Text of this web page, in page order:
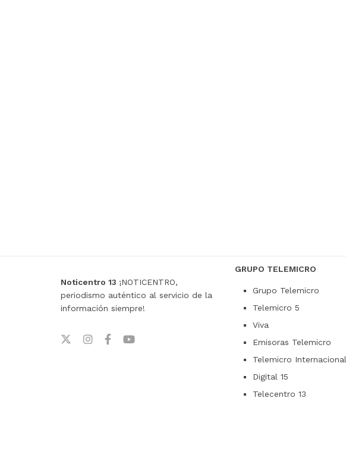
Noticentro 13 ¡NOTICENTRO,
periodismo auténtico al servicio de la
información siempre!
GRUPO TELEMICRO
Grupo Telemicro
Telemicro 5
Viva
Emisoras Telemicro
Telemicro Internacional
Digital 15
Telecentro 13